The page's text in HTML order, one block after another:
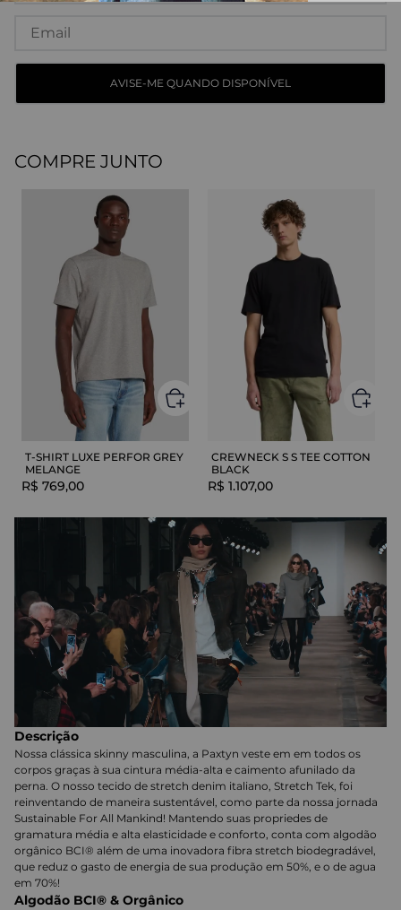
COMPRE JUNTO
T-SHIRT LUXE PERFOR GREY
MELANGE
R$ 769,00
CREWNECK S S TEE COTTON
BLACK
R$ 1.107,00
Descrição
Nossa clássica skinny masculina, a Paxtyn veste em em todos os
corpos graças à sua cintura média-alta e caimento afunilado da
perna. O nosso tecido de stretch denim italiano, Stretch Tek, foi
reinventando de maneira sustentável, como parte da nossa jornada
Sustainable For All Mankind! Mantendo suas propriedes de
gramatura média e alta elasticidade e conforto, conta com algodão
orgânico BCI® além de uma inovadora fibra stretch biodegradável,
que reduz o gasto de energia de sua produção em 50%, e o de agua
em 70%!
Algodão BCI® & Orgânico